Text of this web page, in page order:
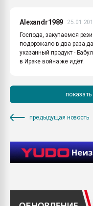
Alexandr1989
Господа, закупаемся
подорожало в два раза
указанный продукт -
в Ираке война же идёт!
предыдущая новость